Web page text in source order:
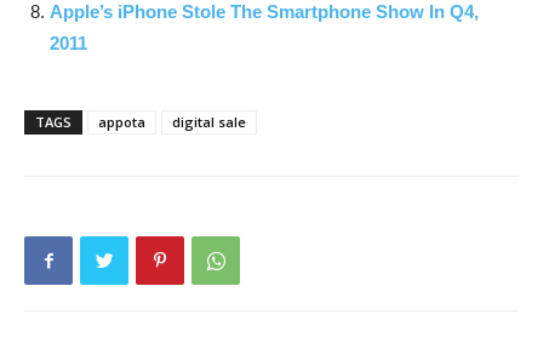
Apple’s iPhone Stole The Smartphone Show In Q4,
2011
TAGS appota digital sale